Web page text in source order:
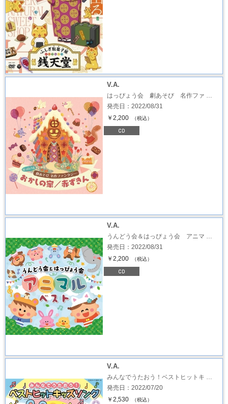
V.A.
はっぴょう会 劇あそび 名作ファ …
発売日：2022/08/31
￥2,200
（税込）
V.A.
うんどう会＆はっぴょう会 アニマ …
発売日：2022/08/31
￥2,200
（税込）
V.A.
みんなでうたおう！ベストヒットキ …
発売日：2022/07/20
￥2,530
（税込）